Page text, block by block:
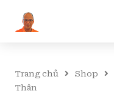
Trang chủ Shop
Thân